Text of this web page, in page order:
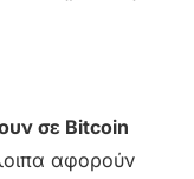
σε Bitcoin
αφορούν